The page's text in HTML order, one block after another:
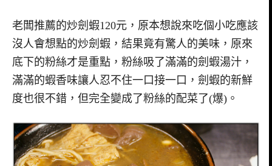
老闆推薦的炒劍蝦120元，原本想說來吃個小吃應該
沒人會想點的炒劍蝦，結果竟有驚人的美味，原來
底下的粉絲才是重點，粉絲吸了滿滿的劍蝦湯汁，
滿滿的蝦香味讓人忍不住一口接一口，劍蝦的新鮮
度也很不錯，但完全變成了粉絲的配菜了(爆)。